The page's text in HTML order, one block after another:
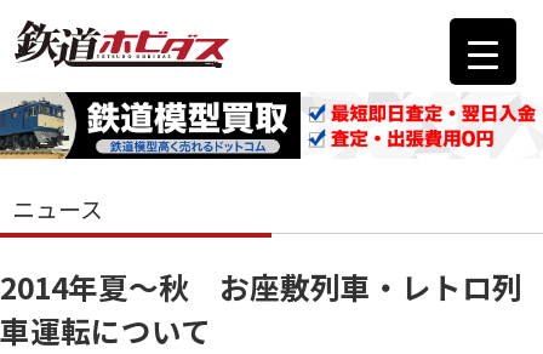
ニュース
2014年夏～秋 お座敷列車・レトロ列
車運転について